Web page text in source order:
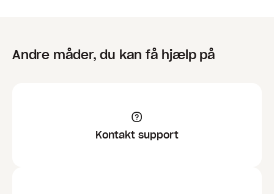
Andre måder, du kan få hjælp på
Kontakt support